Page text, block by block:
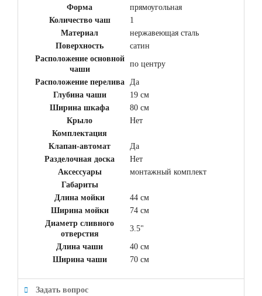
Форма
прямоугольная
Количество чаш
1
Материал
нержавеющая сталь
Поверхность
сатин
Расположение основной
чаши
по центру
Расположение перелива
Да
Глубина чаши
19 см
Ширина шкафа
80 см
Крыло
Нет
Комплектация
Клапан-автомат
Да
Разделочная доска
Нет
Аксессуары
монтажный комплект
Габариты
Длина мойки
44 см
Ширина мойки
74 см
Диаметр сливного
отверстия
3.5"
Длина чаши
40 см
Ширина чаши
70 см
Задать вопрос